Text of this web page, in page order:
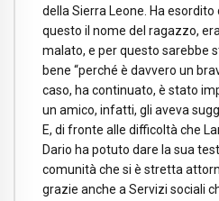
della Sierra Leone. Ha esordito
questo il nome del ragazzo,
malato, e per questo sarebbe
bene “perché è davvero un
caso, ha continuato, è stato
un amico, infatti, gli aveva
E, di fronte alle difficoltà che
Dario ha potuto dare la sua
comunità che si è stretta
grazie anche a Servizi sociali